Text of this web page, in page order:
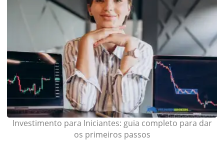
Investimento para Iniciantes: guia completo para dar
os primeiros passos